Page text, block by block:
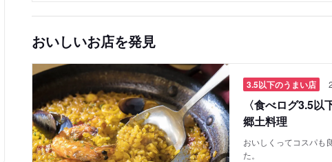
おいしいお店を発見
3.5以下のうまい店
〈食べログ3.5
郷土料理
おいしくってコスパも
た。